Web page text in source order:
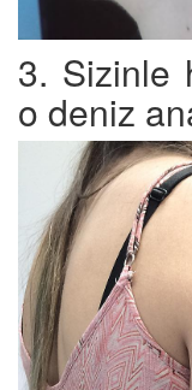
3. Sizinle
o deniz